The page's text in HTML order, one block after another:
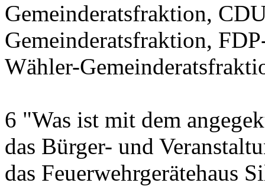
Gemeinderatsfraktion,
Gemeinderatsfraktion,
Wähler-
6 "Was ist mit dem
das Bürger- und
das Feuerwehrgerätehaus